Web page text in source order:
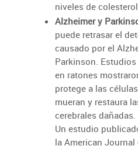
niveles de
Alzheimer y
puede retrasar el
causado por el
Parkinson.
en ratones
protege a las
mueran y restaura
cerebrales dañadas.
Un estudio
la American